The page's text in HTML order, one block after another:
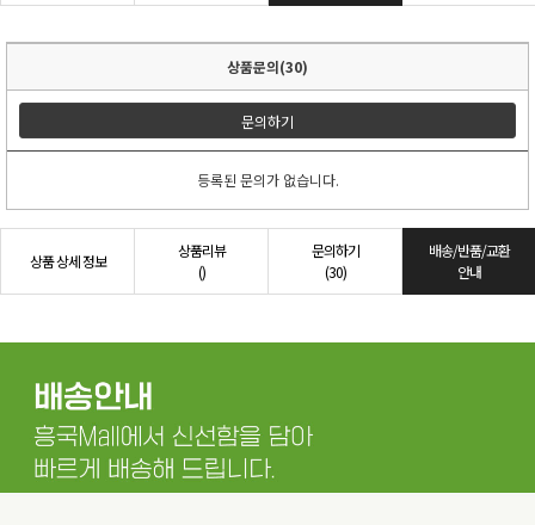
상품문의(30)
문의하기
등록된 문의가 없습니다.
상품 상세 정보
상품리뷰
()
문의하기
(30)
배송/반품/교환
안내